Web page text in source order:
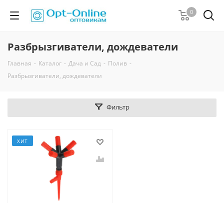
0
Разбрызгиватели, дождеватели
Главная - Каталог - Дача и Сад - Полив -
Разбрызгиватели, дождеватели
Фильтр
ХИТ